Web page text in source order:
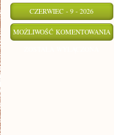
CZERWIEC - 9 - 2026
MOŻLIWOŚĆ KOMENTOWANIA